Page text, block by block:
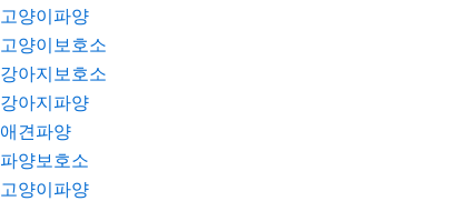
고양이파양
고양이보호소
강아지보호소
강아지파양
애견파양
파양보호소
고양이파양